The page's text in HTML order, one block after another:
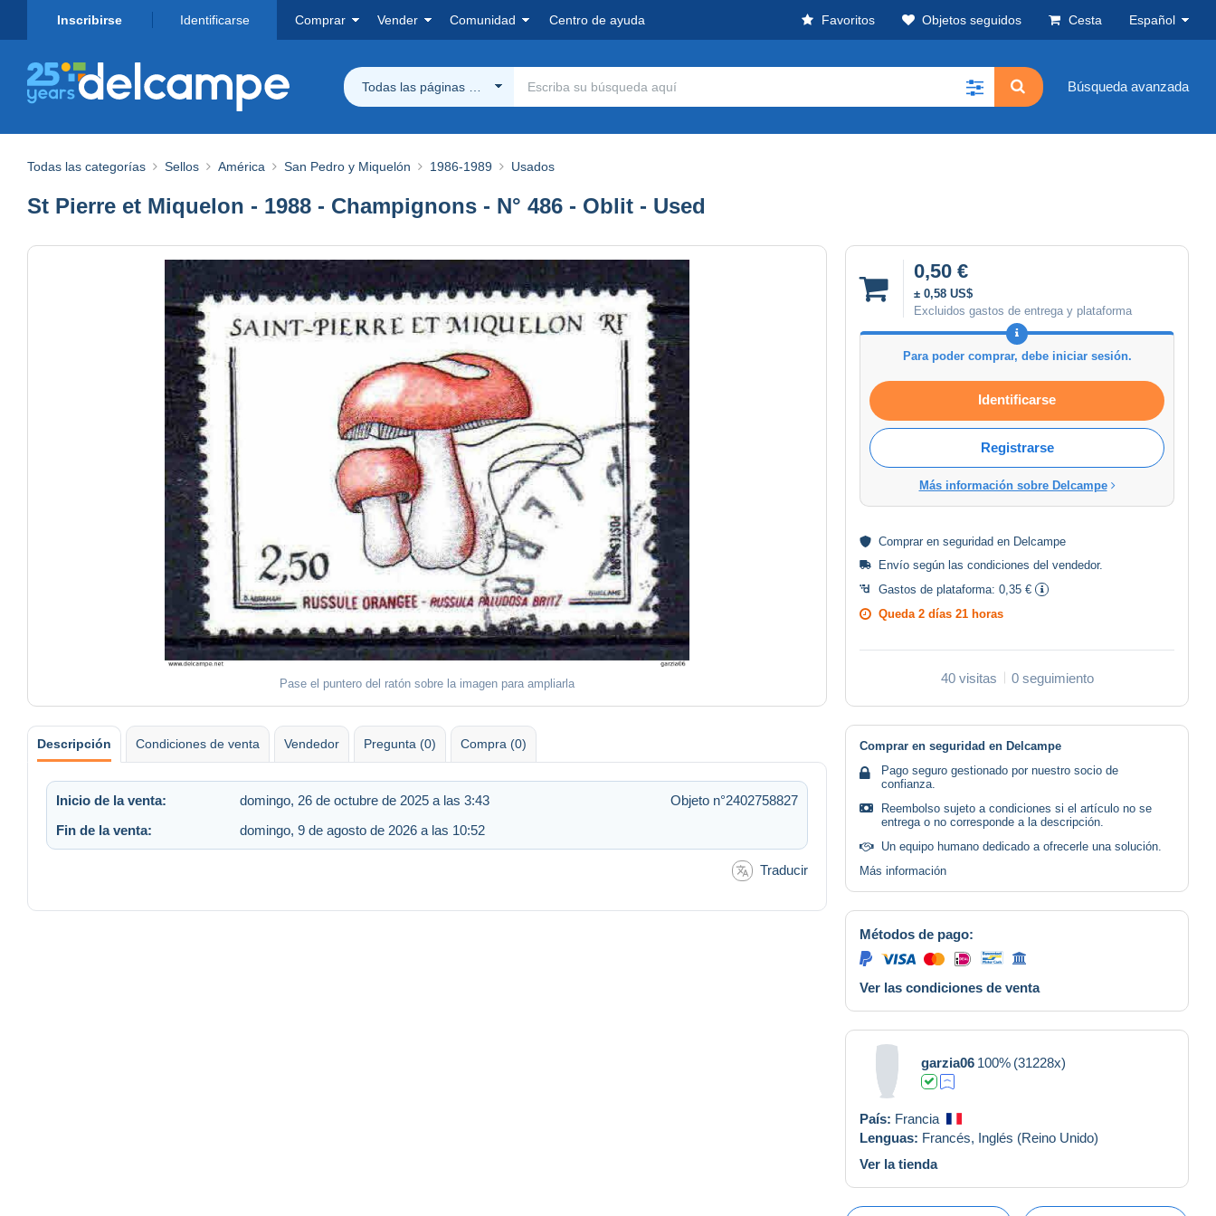
Inscribirse Identificarse Comprar Vender Comunidad Centro de ayuda Favoritos Objetos seguidos Cesta Español
Todas las páginas Delcampe Búsqueda avanzada
Todas las categorías Sellos América San Pedro y Miquelón 1986-1989 Usados
St Pierre et Miquelon - 1988 - Champignons - N° 486 - Oblit - Used
Pase el puntero del ratón sobre la imagen para ampliarla
0,50 €
± 0,58 US$
Excluidos gastos de entrega y plataforma
Para poder comprar, debe iniciar sesión.
Identificarse
Registrarse
Más información sobre Delcampe
Comprar en seguridad en Delcampe
Envío según las condiciones del vendedor.
Gastos de plataforma: 0,35 €
Queda 2 días 21 horas
40 visitas 0 seguimiento
Descripción Condiciones de venta Vendedor Pregunta (0) Compra (0)
Inicio de la venta: domingo, 26 de octubre de 2025 a las 3:43
Objeto n°2402758827
Fin de la venta:
domingo, 9 de agosto de 2026 a las 10:52
Traducir
Comprar en seguridad en Delcampe
Pago seguro gestionado por nuestro socio de
confianza.
Reembolso sujeto a condiciones si el artículo no se
entrega o no corresponde a la descripción.
Un equipo humano dedicado a ofrecerle una solución.
Más información
Métodos de pago:
Ver las condiciones de venta
garzia06 100% (31228x)
País: Francia
Lenguas: Francés, Inglés (Reino Unido)
Ver la tienda